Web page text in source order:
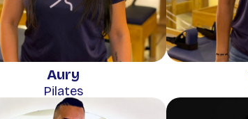
Aury
Pilates